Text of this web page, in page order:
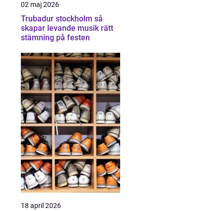
02 maj 2026
Trubadur stockholm så
skapar levande musik rätt
stämning på festen
18 april 2026